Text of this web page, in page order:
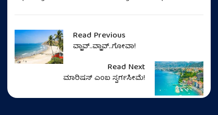
Read Previous
ವ್ಹಾವ್..ವ್ಹಾವ್..ಗೋವಾ!
Read Next
ಮಾರಿಷಸ್‌ ಎಂಬ ಸ್ವರ್ಗಸೀಮೆ!